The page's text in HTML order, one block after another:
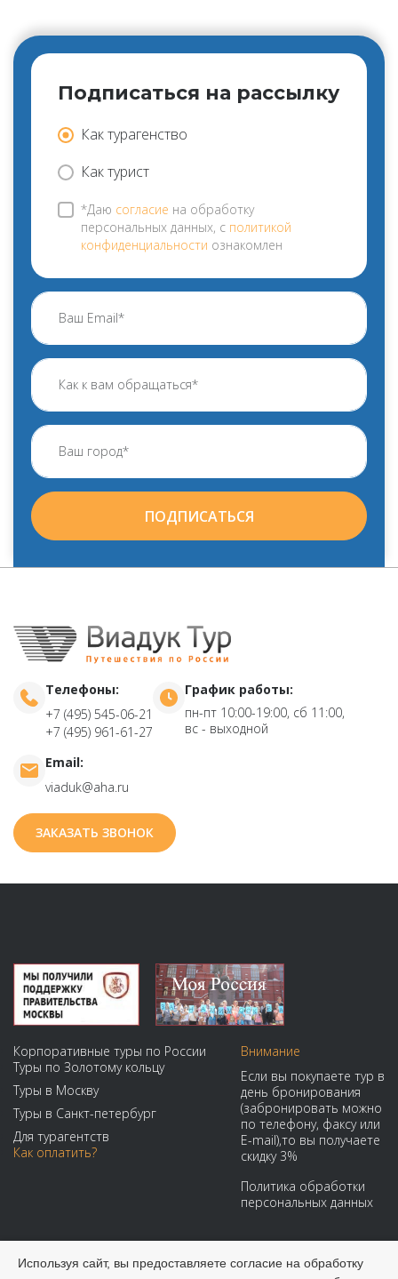
Подписаться на рассылку
Как турагенство
Как турист
*Даю согласие на обработку
персональных данных, с политикой
конфиденциальности ознакомлен
ПОДПИСАТЬСЯ
Телефоны:
+7 (495) 545-06-21
+7 (495) 961-61-27
График работы:
пн-пт 10:00-19:00, сб 11:00,
вс - выходной
Email:
viaduk@aha.ru
ЗАКАЗАТЬ ЗВОНОК
Корпоративные туры по России
Туры по Золотому кольцу
Туры в Москву
Туры в Санкт-петербург
Для турагентств
Как оплатить?
Внимание
Если вы покупаете тур в
день бронирования
(забронировать можно
по телефону, факсу или
E-mail),то вы получаете
скидку 3%
Политика обработки
персональных данных
Мы принимаем:
Используя сайт, вы предоставляете согласие на обработку